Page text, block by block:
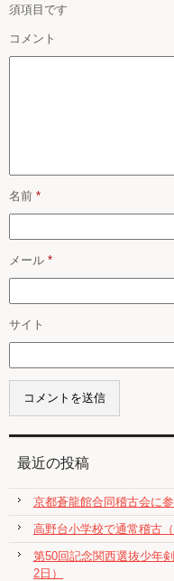
須項目です
コメント
名前 *
メール *
サイト
最近の投稿
京都蒼龍館合同稽古会に
高野台小学校で通常稽古（
第50回記念関西選抜少年
2日）